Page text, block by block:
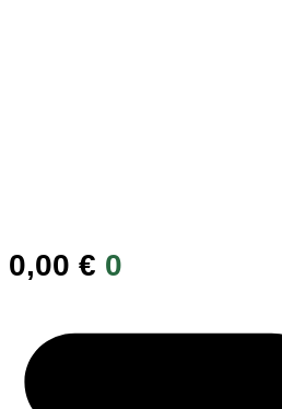
0,00 € 0